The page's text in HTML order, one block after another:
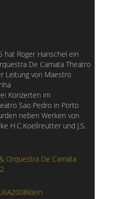
Roger Hanschel ein
De Camata Theatro
Leitung von Maestro
Konzerten im
Sao Pedro in Porto
neben Werken von
H.C.Koellreutter und J.S.